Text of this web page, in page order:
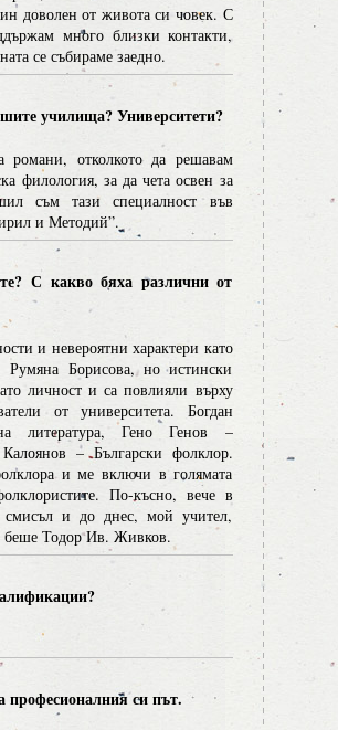
доволен от живота си човек. С
много близки контакти,
се събираме заедно.
училища? Университети?
отколкото да решавам
филология, за да чета освен за
съм тази специалност във
и Методий”.
С какво бяха различни от
и невероятни характери като
Борисова, но истински
личност и са повлияли върху
от университета. Богдан
литература, Гено Генов –
– Български фолклор.
и ме включи в голямата
По-късно, вече в
и до днес, мой учител,
беше Тодор Ив. Живков.
професионалния си път.